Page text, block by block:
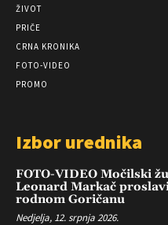
ŽIVOT
PRIČE
CRNA KRONIKA
FOTO-VIDEO
PROMO
Izbor urednika
FOTO-VIDEO Močilski
Leonard Markač
rodnom Goričanu
Nedjelja, 12. srpnja 2026.